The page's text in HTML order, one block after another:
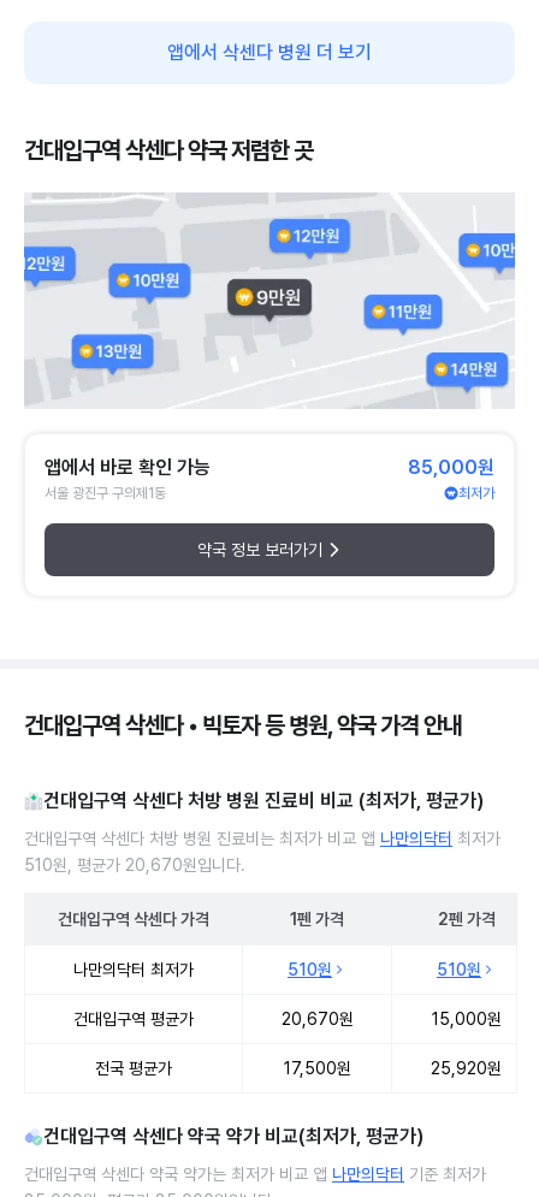
앱에서 삭센다 병원 더 보기
건대입구역 삭센다 약국 저렴한 곳
앱에서 바로 확인 가능
서울 광진구 구의제1동
85,000원
최저가
약국 정보 보러가기
건대입구역 삭센다 • 빅토자 등 병원, 약국 가격 안내
건대입구역 삭센다 처방 병원 진료비 비교 (최저가, 평균가)
건대입구역 삭센다 처방 병원 진료비는 최저가 비교 앱 나만의닥터 최저가
510원, 평균가 20,670원입니다.
건대입구역 삭센다가격 1펜 가격 2펜 가격
나만의닥터 최저가 510원 510원
건대입구역 평균가 20,670원 15,000원
전국 평균가 17,500원 25,920원
건대입구역 삭센다 약국 약가 비교(최저가, 평균가)
건대입구역 삭센다 약국 약가는 최저가 비교 앱 나만의닥터 기준 최저가